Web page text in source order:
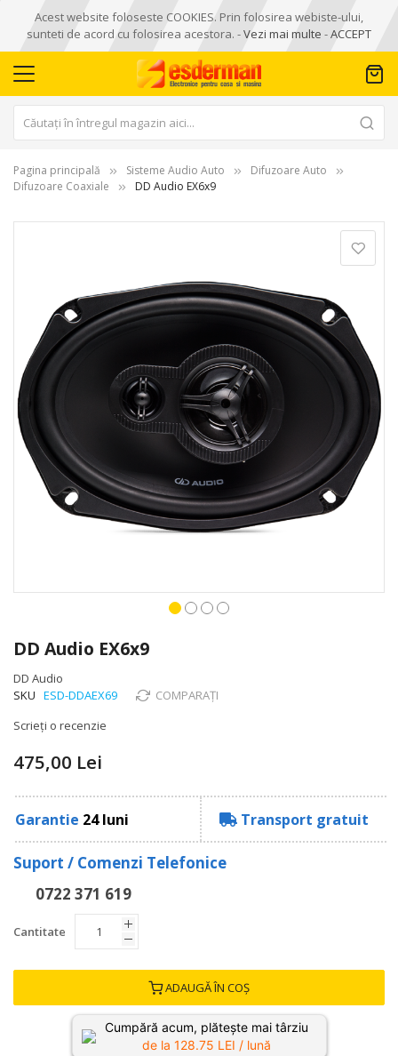
Acest website foloseste COOKIES. Prin folosirea webiste-ului,
sunteti de acord cu folosirea acestora. -Vezi mai multe -ACCEPT
Pagina principală Sisteme Audio Auto
Difuzoare Auto
Difuzoare Coaxiale
DD Audio EX6x9
images
gallery
to
the
beginning
of
images
DD Audio EX6x9
DD Audio
SKU ESD-DDAEX69
COMPARAȚI
Scrieți o recenzie
475,00 Lei
Garantie 24 luni Transport gratuit
Suport / Comenzi Telefonice
0722 371 619
Cantitate
ADAUGĂ ÎN COȘ
Cumpără acum, plătește mai târziu
de la 128.75 LEI / lună